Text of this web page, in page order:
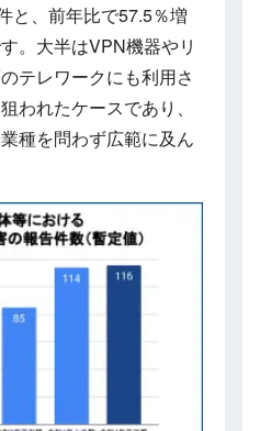
と、前年比で57.5％増
。大半はVPN機器やリ
テレワークにも利用さ
われたケースであり、
種を問わず広範に及ん